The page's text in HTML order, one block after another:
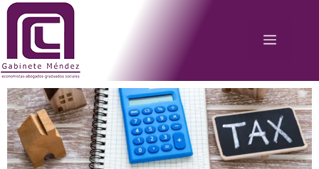
Saltar
contenido
MENÚ